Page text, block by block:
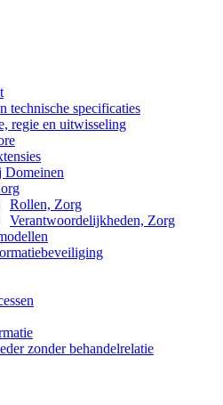
technische specificaties
regie en uitwisseling
Rollen, Zorg
Verantwoordelijkheden, Zorg
zonder behandelrelatie